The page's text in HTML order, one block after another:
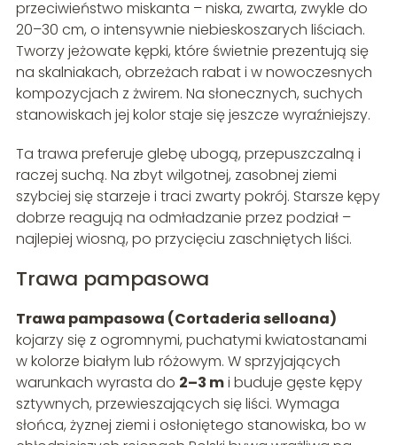
przeciwieństwo miskanta – niska, zwarta, zwykle do
20–30 cm, o intensywnie niebieskoszarych liściach.
Tworzy jeżowate kępki, które świetnie prezentują się
na skalniakach, obrzeżach rabat i w nowoczesnych
kompozycjach z żwirem. Na słonecznych, suchych
stanowiskach jej kolor staje się jeszcze wyraźniejszy.
Ta trawa preferuje glebę ubogą, przepuszczalną i
raczej suchą. Na zbyt wilgotnej, zasobnej ziemi
szybciej się starzeje i traci zwarty pokrój. Starsze kępy
dobrze reagują na odmładzanie przez podział –
najlepiej wiosną, po przycięciu zaschniętych liści.
Trawa pampasowa
Trawa pampasowa (Cortaderia selloana)
kojarzy się z ogromnymi, puchatymi kwiatostanami
w kolorze białym lub różowym. W sprzyjających
warunkach wyrasta do 2–3 mi buduje gęste kępy
sztywnych, przewieszających się liści. Wymaga
słońca, żyznej ziemi i osłoniętego stanowiska, bo w